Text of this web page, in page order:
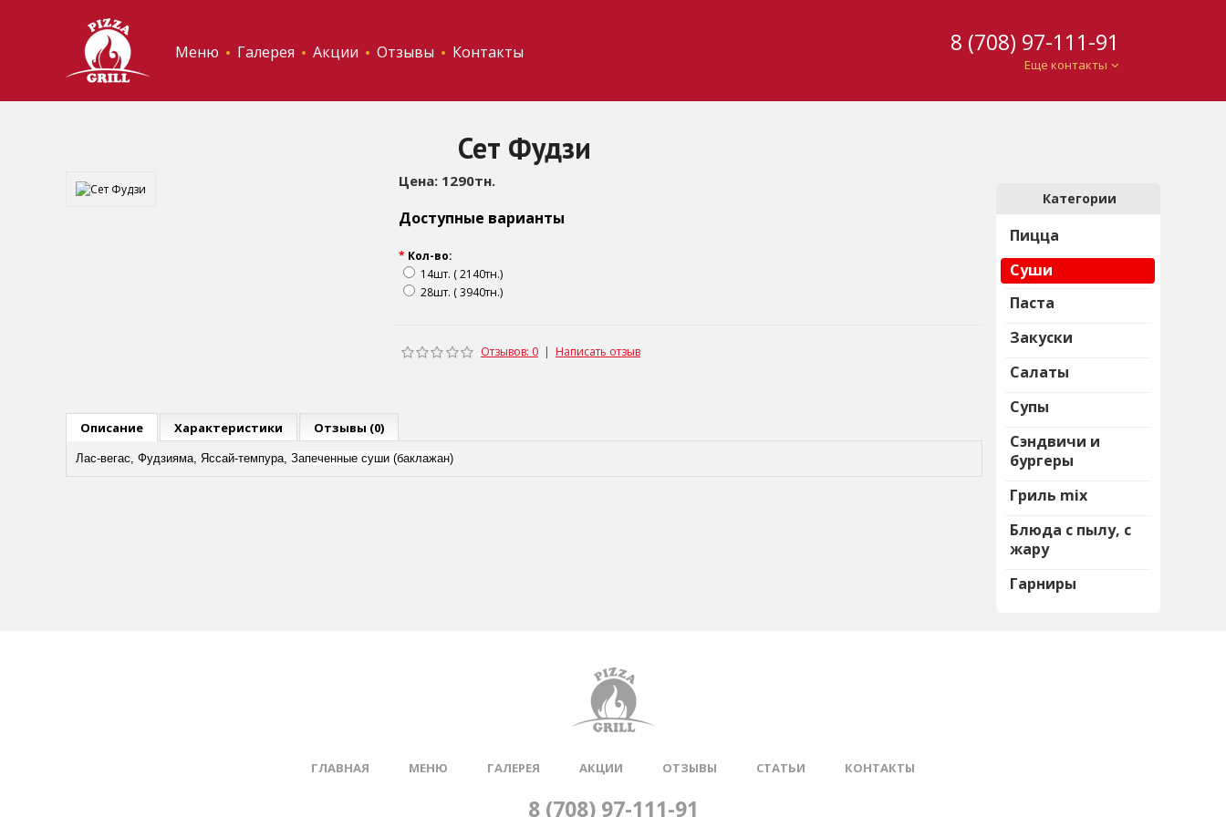
Меню Галерея Акции Отзывы Контакты 8 (708) 97-111-91
Еще контакты
Категории
Пицца
Суши
Паста
Закуски
Салаты
Супы
Сэндвичи и
бургеры
Гриль mix
Блюда с пылу, с
жару
Гарниры
Сет Фудзи
Цена: 1290тн.
Доступные варианты
* Кол-во:
14шт. ( 2140тн.)
28шт. ( 3940тн.)
Отзывов: 0| Написать отзыв
Описание Характеристики Отзывы (0)
Лас-вегас, Фудзияма, Яссай-темпура, Запеченные суши (баклажан)
ГЛАВНАЯ МЕНЮ ГАЛЕРЕЯ АКЦИИ ОТЗЫВЫ СТАТЬИ КОНТАКТЫ
8 (708) 97-111-91